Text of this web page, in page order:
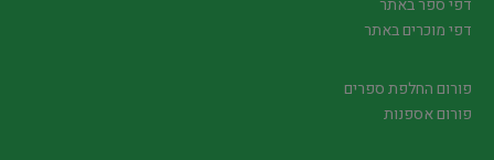
דפי ספר באתר
דפי מוכרים באתר
פורום החלפת ספרים
פורום אספנות